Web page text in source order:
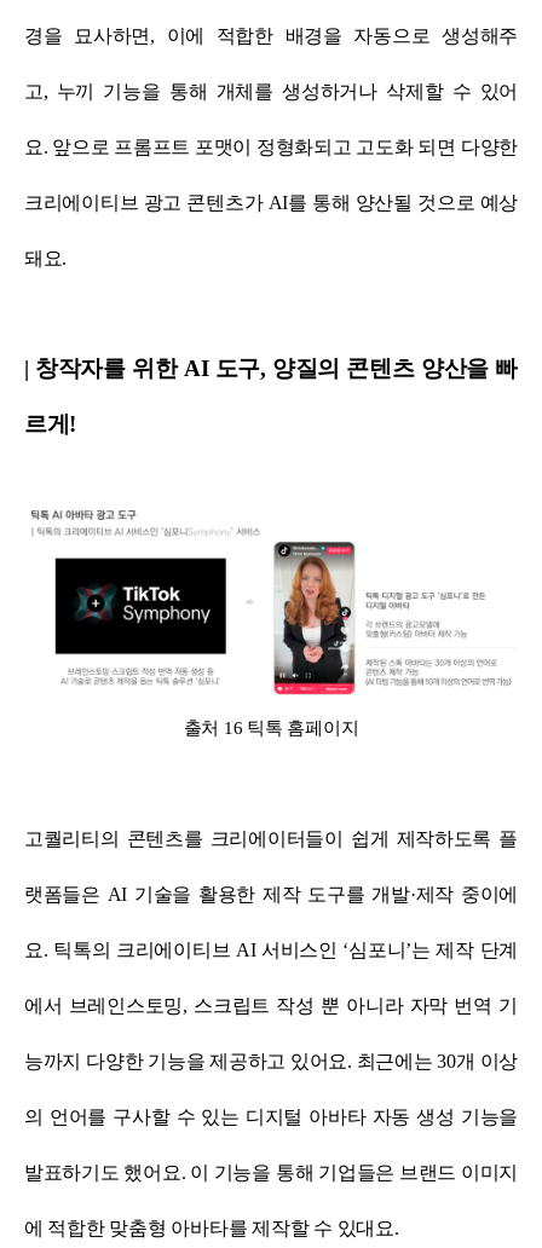
경을 묘사하면, 이에 적합한 배경을 자동으로 생성해주
고, 누끼 기능을 통해 개체를 생성하거나 삭제할 수 있어
요. 앞으로 프롬프트 포맷이 정형화되고 고도화 되면 다양한
크리에이티브 광고 콘텐츠가 AI를 통해 양산될 것으로 예상
돼요.
| 창작자를 위한 AI 도구, 양질의 콘텐츠 양산을 빠
르게!
출처 16 틱톡 홈페이지
고퀄리티의 콘텐츠를 크리에이터들이 쉽게 제작하도록 플
랫폼들은 AI 기술을 활용한 제작 도구를 개발·제작 중이에
요. 틱톡의 크리에이티브 AI 서비스인 ‘심포니’는 제작 단계
에서 브레인스토밍, 스크립트 작성 뿐 아니라 자막 번역 기
능까지 다양한 기능을 제공하고 있어요. 최근에는 30개 이상
의 언어를 구사할 수 있는 디지털 아바타 자동 생성 기능을
발표하기도 했어요. 이 기능을 통해 기업들은 브랜드 이미지
에 적합한 맞춤형 아바타를 제작할 수 있대요.